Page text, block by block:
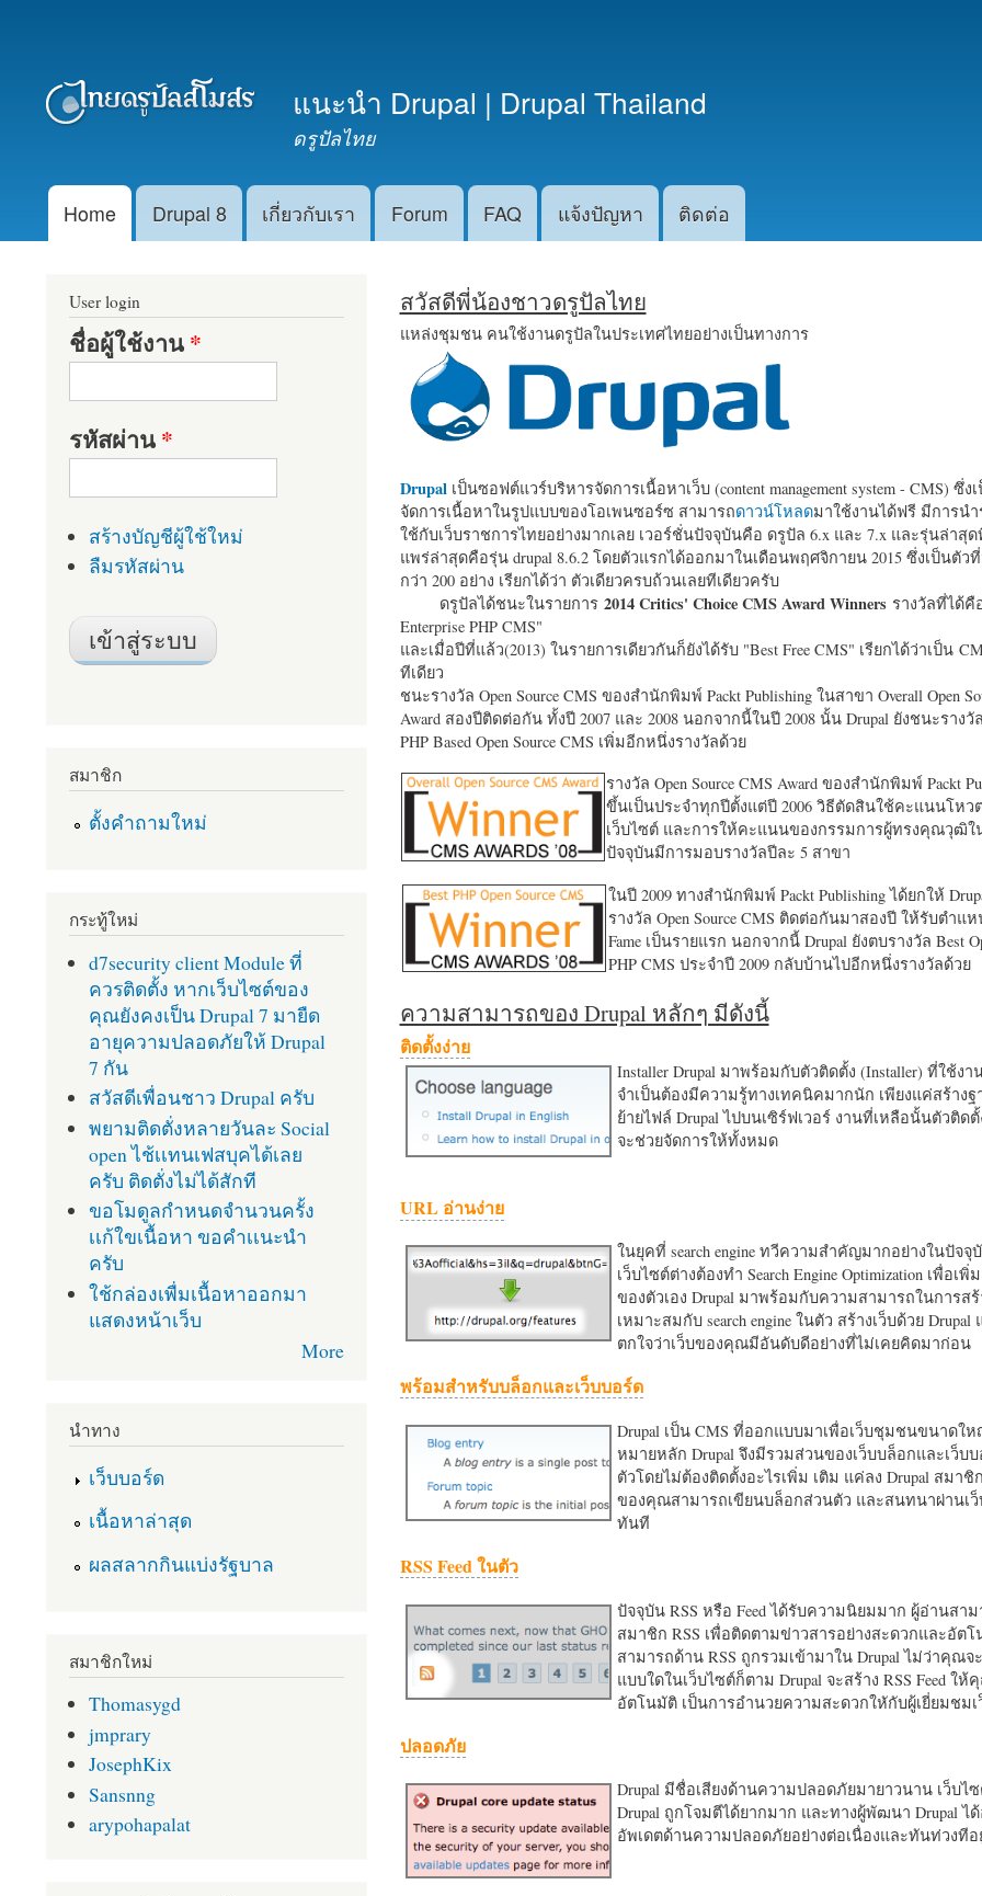
หลัก
แนะนำ Drupal | Drupal Thailand
ดรูปัลไทย
Main menu
Home Drupal 8 เกี่ยวกับเรา Forum FAQ แจ้งปัญหา ติดต่อ
สวัสดีพี่น้องชาวดรูปัลไทย
แหล่งชุมชน คนใช้งานดรูปัลในประเทศไทยอย่างเป็นทางการ
Drupalเป็นซอฟต์แวร์บริหารจัดการเนื้อหาเว็บ (content management system - CMS) ซึ่ง
จัดการเนื้อหาในรูปแบบของโอเพนซอร์ซ สามารถดาวน์โหลดมาใช้งานได้ฟรี มีการน
ใช้กับเว็บราชการไทยอย่างมากเลย เวอร์ชั่นปัจจุบันคือ ดรูปัล 6.x และ 7.x และรุ่นล่าสุด
แพร่ล่าสุดคือรุ่น drupal 8.6.2 โดยตัวแรกได้ออกมาในเดือนพฤศจิกายน 2015 ซึ่งเป็นตั
กว่า 200 อย่าง เรียกได้ว่า ตัวเดียวครบถ้วนเลยทีเดียวครับ
ดรูปัลได้ชนะในรายการ 2014 Critics' Choice CMS Award Winners รางวัลที่ได้คื
Enterprise PHP CMS"
และเมื่อปีที่แล้ว(2013) ในรายการเดียวกันก็ยังได้รับ "Best Free CMS" เรียกได้ว่าเป็น
ทีเดียว
ชนะรางวัล Open Source CMS ของสำนักพิมพ์ Packt Publishing ในสาขา Overall Open
Award สองปีติดต่อกัน ทั้งปี 2007 และ 2008 นอกจากนี้ในปี 2008 นั้น Drupal ยังชนะรางวั
PHP Based Open Source CMS เพิ่มอีกหนึ่งรางวัลด้วย
รางวัล Open Source CMS Award ของสำนักพิมพ์ Packt
ขึ้นเป็นประจำทุกปีตั้งแต่ปี 2006 วิธีตัดสินใช้คะแนนโหว
เว็บไซต์ และการให้คะแนนของกรรมการผู้ทรงคุณวุฒิใ
ปัจจุบันมีการมอบรางวัลปีละ 5 สาขา
ในปี 2009 ทางสำนักพิมพ์ Packt Publishing ได้ยกให้
รางวัล Open Source CMS ติดต่อกันมาสองปี ให้รับตำแ
Fame เป็นรายแรก นอกจากนี้ Drupal ยังตบรางวัล Best
PHP CMS ประจำปี 2009 กลับบ้านไปอีกหนึ่งรางวัลด้วย
ความสามารถของ Drupal หลักๆ มีดังนี้
ติดตั้งง่าย
Installer Drupal มาพร้อมกับตัวติดตั้ง (Installer) ที่ใช้งา
จำเป็นต้องมีความรู้ทางเทคนิคมากนัก เพียงแค่สร้าง
ย้ายไฟล์ Drupal ไปบนเซิร์ฟเวอร์ งานที่เหลือนั้นตัวติดตั้
จะช่วยจัดการให้ทั้งหมด
URL อ่านง่าย
ในยุคที่ search engine ทวีความสำคัญมากอย่างในปัจจุ
เว็บไซต์ต่างต้องทำ Search Engine Optimization เพื่อเ
ของตัวเอง Drupal มาพร้อมกับความสามารถในการสร้
เหมาะสมกับ search engine ในตัว สร้างเว็บด้วย
ตกใจว่าเว็บของคุณมีอันดับดีอย่างที่ไม่เคยคิดมาก่อน
พร้อมสำหรับบล็อกและเว็บบอร์ด
Drupal เป็น CMS ที่ออกแบบมาเพื่อเว็บชุมชนขนาดให
หมายหลัก Drupal จึงมีรวมส่วนของเว็บบล็อกและเว็บ
ตัวโดยไม่ต้องติดตั้งอะไรเพิ่ม เติม แค่ลง Drupal สมาชิ
ของคุณสามารถเขียนบล็อกส่วนตัว และสนทนาผ่านเว็
ทันที
RSS Feed ในตัว
ปัจจุบัน RSS หรือ Feed ได้รับความนิยมมาก ผู้อ่านสา
สมาชิก RSS เพื่อติดตามข่าวสารอย่างสะดวกและอัต
สามารถด้าน RSS ถูกรวมเข้ามาใน Drupal ไม่ว่าคุณจ
แบบใดในเว็บไซต์ก็ตาม Drupal จะสร้าง RSS Feed ให้
อัตโนมัติ เป็นการอำนวยความสะดวกใหักับผู้เยี่ยมชม
ปลอดภัย
Drupal มีชื่อเสียงด้านความปลอดภัยมายาวนาน เว็บไ
Drupal ถูกโจมตีได้ยากมาก และทางผู้พัฒนา Drupal ไ
อัพเดตด้านความปลอดภัยอย่างต่อเนื่องและทันท่วงทีอ
User login
ชื่อผู้ใช้งาน*
รหัสผ่าน*
สร้างบัญชีผู้ใช้ใหม่
ลืมรหัสผ่าน
สมาชิก
ตั้งคำถามใหม่
กระทู้ใหม่
d7security client Module ที่
ควรติดตั้ง หากเว็บไซต์ของ
คุณยังคงเป็น Drupal 7 มายืด
อายุความปลอดภัยให้ Drupal
7 กัน
สวัสดีเพื่อนชาว Drupal ครับ
พยามติดตั่งหลายวันละ Social
open ไช้เเทนเฟสบุคได้เลย
ครับ ติดตั่งไม่ได้สักที
ขอโมดูลกำหนดจำนวนครั้ง
เเก้ใขเนื้อหา ขอคำเเนะนำ
ครับ
ใช้กล่องเพื่มเนื้อหาออกมา
แสดงหน้าเว็บ
More
นำทาง
เว็บบอร์ด
เนื้อหาล่าสุด
ผลสลากกินแบ่งรัฐบาล
สมาชิกใหม่
Thomasygd
jmprary
JosephKix
Sansnng
arypohapalat